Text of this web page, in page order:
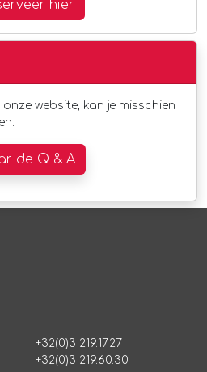
hier
website, kan je misschien
de Q & A
+32(0)3 219.17.27
+32(0)3 219.60.30